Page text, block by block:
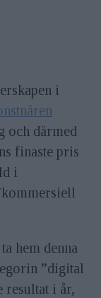
i
och därmed
finaste pris
i
hem denna
”digital
resultat i år,